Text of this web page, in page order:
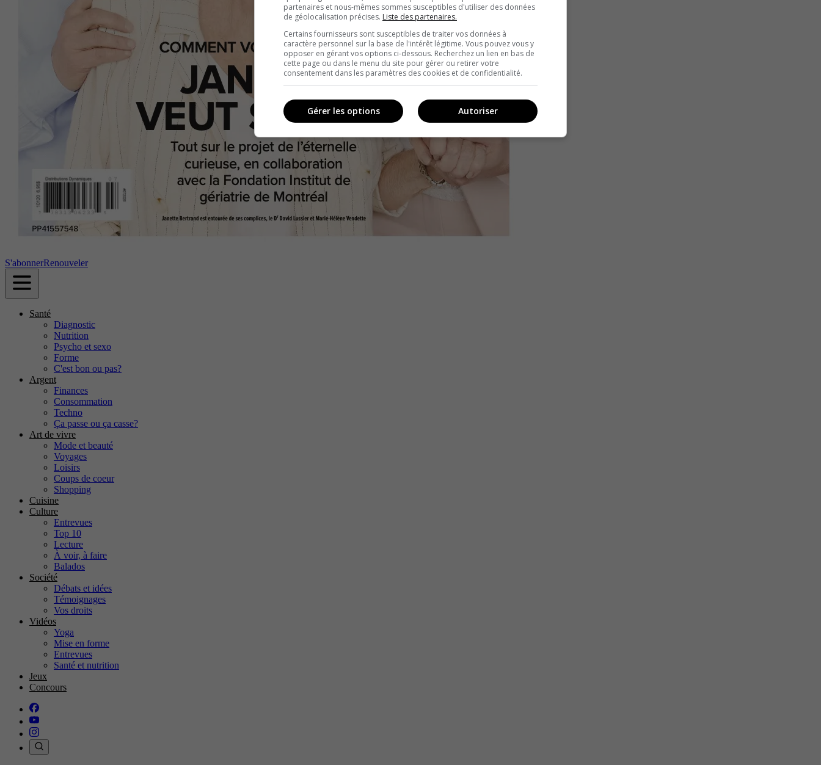
S'abonnerRenouveler
Santé
Diagnostic
Nutrition
Psycho et sexo
Forme
C'est bon ou pas?
Argent
Finances
Consommation
Techno
Ça passe ou ça casse?
Art de vivre
Mode et beauté
Voyages
Loisirs
Coups de coeur
Shopping
Cuisine
Culture
Entrevues
Top 10
Lecture
À voir, à faire
Balados
Société
Débats et idées
Témoignages
Vos droits
Vidéos
Yoga
Mise en forme
Entrevues
Santé et nutrition
Jeux
Concours
partenaires et nous-mêmes sommes susceptibles d'utiliser des données
de géolocalisation précises. Liste des partenaires.
Certains fournisseurs sont susceptibles de traiter vos données à
caractère personnel sur la base de l'intérêt légitime. Vous pouvez vous y
opposer en gérant vos options ci-dessous. Recherchez un lien en bas de
cette page ou dans le menu du site pour gérer ou retirer votre
consentement dans les paramètres des cookies et de confidentialité.
Autoriser
Gérer les options